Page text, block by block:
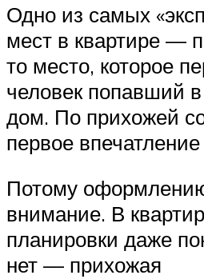
Одно из самых
мест в квартире —
то место, которое
человек попавший
дом. По прихожей
первое
Потому
внимание. В
планировки даже
нет — прихожая